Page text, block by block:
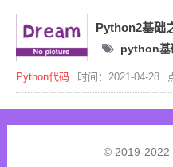
Python2基础
python基
Python代码 时间：2021-04-28
© 2019-2022